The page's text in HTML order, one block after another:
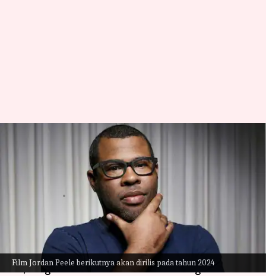
Film Jordan Peele berikutnya akan dirilis pada tahun 2024
Film mendatang Jordan Peele
akan berhadapan dengan
Mar 22, 2023 12:00 pm
Apa ceritanya
Pembuat film Jordan Peele telah kembali!
Ya, sang sutradara akan kembali dengan film